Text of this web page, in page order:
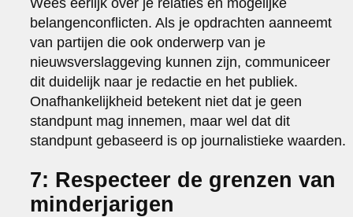
belangenconflicten. Als je opdrachten aanneemt
van partijen die ook onderwerp van je
nieuwsverslaggeving kunnen zijn, communiceer
dit duidelijk naar je redactie en het publiek.
Onafhankelijkheid betekent niet dat je geen
standpunt mag innemen, maar wel dat dit
standpunt gebaseerd is op journalistieke waarden.
7: Respecteer de grenzen van
minderjarigen